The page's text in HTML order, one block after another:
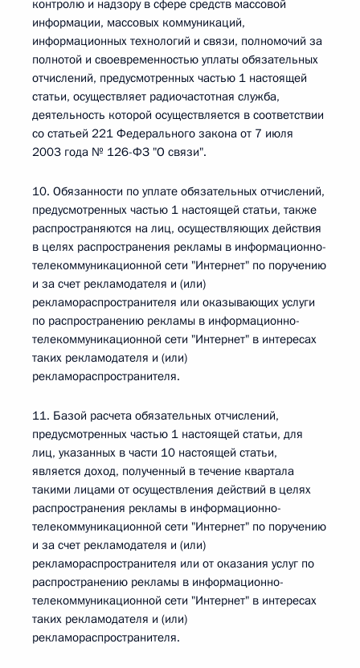
контролю и надзору в сфере средств массовой
информации, массовых коммуникаций,
информационных технологий и связи, полномочий за
полнотой и своевременностью уплаты обязательных
отчислений, предусмотренных частью 1 настоящей
статьи, осуществляет радиочастотная служба,
деятельность которой осуществляется в соответствии
со статьей 221 Федерального закона от 7 июля
2003 года № 126-ФЗ "О связи".
10. Обязанности по уплате обязательных отчислений,
предусмотренных частью 1 настоящей статьи, также
распространяются на лиц, осуществляющих действия
в целях распространения рекламы в информационно-
телекоммуникационной сети "Интернет" по поручению
и за счет рекламодателя и (или)
рекламораспространителя или оказывающих услуги
по распространению рекламы в информационно-
телекоммуникационной сети "Интернет" в интересах
таких рекламодателя и (или)
рекламораспространителя.
11. Базой расчета обязательных отчислений,
предусмотренных частью 1 настоящей статьи, для
лиц, указанных в части 10 настоящей статьи,
является доход, полученный в течение квартала
такими лицами от осуществления действий в целях
распространения рекламы в информационно-
телекоммуникационной сети "Интернет" по поручению
и за счет рекламодателя и (или)
рекламораспространителя или от оказания услуг по
распространению рекламы в информационно-
телекоммуникационной сети "Интернет" в интересах
таких рекламодателя и (или)
рекламораспространителя.